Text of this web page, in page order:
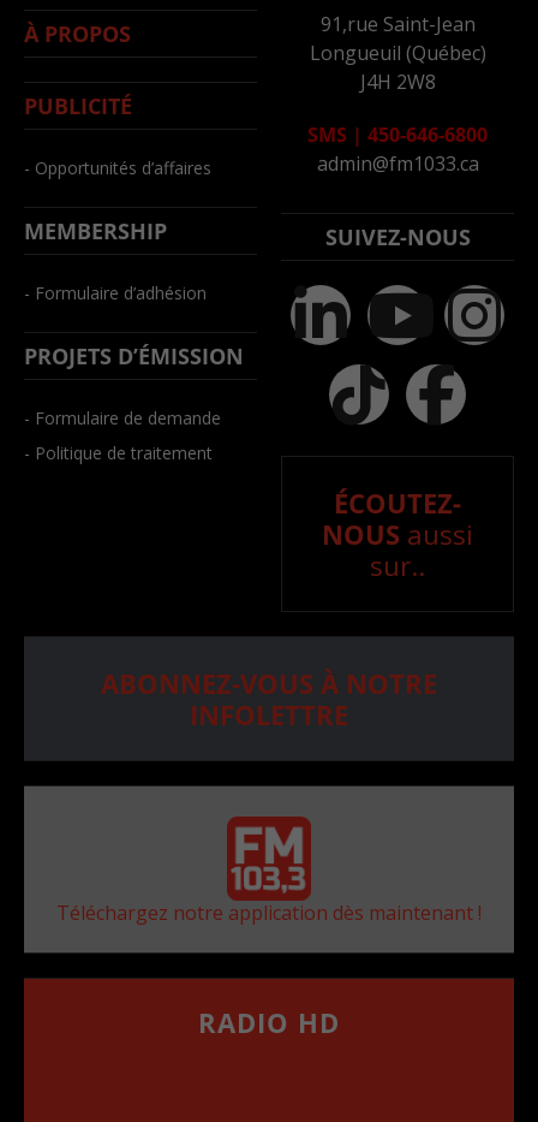
À PROPOS
PUBLICITÉ
- Opportunités d’affaires
MEMBERSHIP
- Formulaire d’adhésion
PROJETS D’ÉMISSION
- Formulaire de demande
- Politique de traitement
91,rue Saint-Jean
Longueuil (Québec)
J4H 2W8
SMS | 450-646-6800
admin@fm1033.ca
SUIVEZ-NOUS
ÉCOUTEZ-
NOUS aussi
sur..
ABONNEZ-VOUS À NOTRE
INFOLETTRE
Téléchargez notre application dès maintenant !
RADIO HD